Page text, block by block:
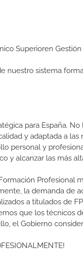
Superioren
nuestro sistema
para España.
y adaptada a
personal y
y alcanzar las más
Profesional
la demanda de
a titulados de
que los
el Gobierno